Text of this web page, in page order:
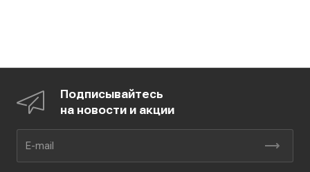
Подписывайтесь
на новости и акции